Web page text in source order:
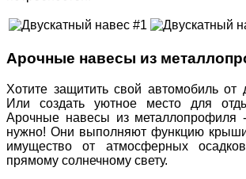
Арочные навесы из
Хотите защитить свой автомобиль
Или создать уютное место для
Арочные навесы из металлопрофиля
нужно! Они выполняют функцию
имущество от атмосферных
прямому солнечному свету.